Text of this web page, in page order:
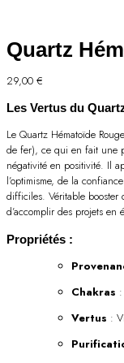
Quartz
29,00 €
Les Vertus du
Le Quartz Hématoïde
de fer), ce qui en fait une
négativité en positivité. Il
l’optimisme, de la
difficiles. Véritable booster
d’accomplir des projets en
Propriétés :
Chakras
Vertus :